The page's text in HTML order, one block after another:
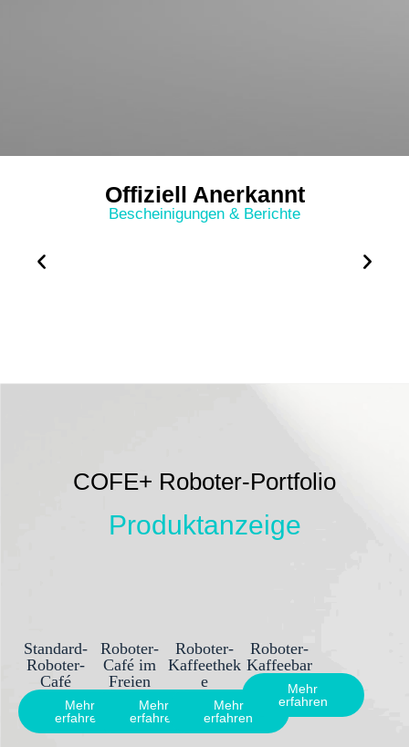
Offiziell Anerkannt
Bescheinigungen & Berichte
COFE+ Roboter-Portfolio
Produktanzeige
Standard-
Roboter-
Café
Mehr
erfahren
Roboter-
Café im
Freien
Mehr
erfahren
Roboter-
Kaffeethek
e
Mehr
erfahren
Roboter-
Kaffeebar
Mehr
erfahren